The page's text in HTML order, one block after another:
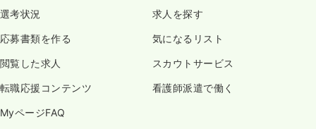
選考状況 求人を探す
応募書類を作る 気になるリスト
閲覧した求人 スカウトサービス
転職応援コンテンツ 看護師派遣で働く
MyページFAQ